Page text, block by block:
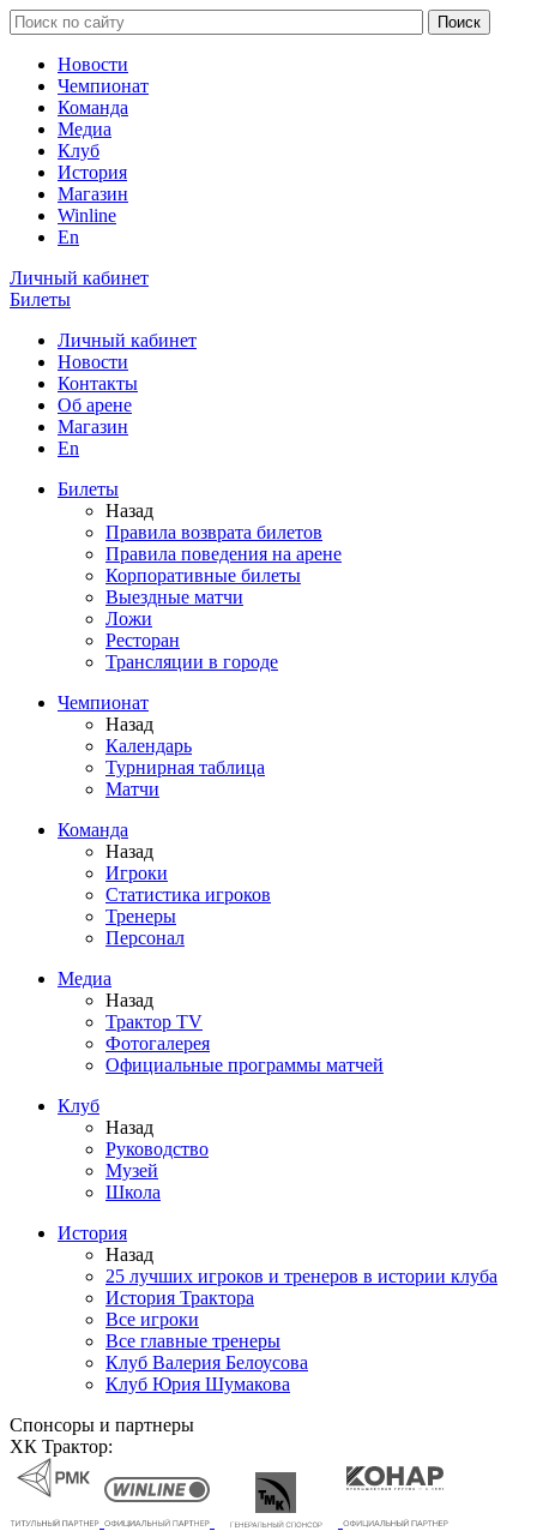
Новости
Чемпионат
Команда
Медиа
Клуб
История
Магазин
Winline
En
Личный кабинет
Билеты
Личный кабинет
Новости
Контакты
Об арене
Магазин
En
Билеты
Назад
Правила возврата билетов
Правила поведения на арене
Корпоративные билеты
Выездные матчи
Ложи
Ресторан
Трансляции в городе
Чемпионат
Назад
Календарь
Турнирная таблица
Матчи
Команда
Назад
Игроки
Статистика игроков
Тренеры
Персонал
Медиа
Назад
Трактор TV
Фотогалерея
Официальные программы матчей
Клуб
Назад
Руководство
Музей
Школа
История
Назад
25 лучших игроков и тренеров в истории клуба
История Трактора
Все игроки
Все главные тренеры
Клуб Валерия Белоусова
Клуб Юрия Шумакова
Спонсоры и партнеры
ХК Трактор: